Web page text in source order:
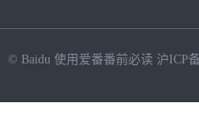
© Baidu 使用爱番番前必读 沪ICP